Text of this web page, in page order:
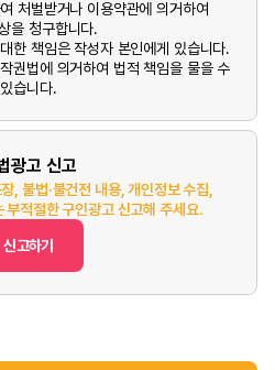
처벌받거나 이용약관에 의거하여
을 청구합니다.
한 책임은 작성자 본인에게 있습니다.
권법에 의거하여 법적 책임을 물을 수
있습니다.
광고 신고
, 불법·불건전 내용, 개인정보 수집,
부적절한 구인광고 신고해 주세요.
신고하기